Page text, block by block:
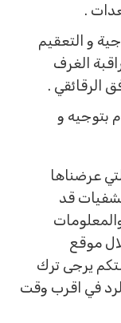
.
و التعقيم
الغرف
الرقائقي .
بتوجيه و
عرضناها
قد
موقع
يرجى ترك
في اقرب وقت